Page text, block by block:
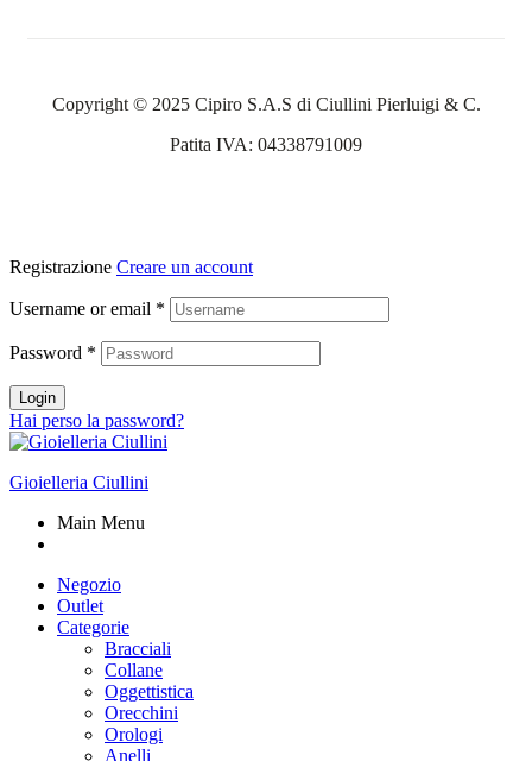
Copyright © 2025 Cipiro S.A.S di Ciullini Pierluigi & C.
Patita IVA: 04338791009
Registrazione Creare un account
Username or email *
Password *
Login
Hai perso la password?
Gioielleria Ciullini
Main Menu
Negozio
Outlet
Categorie
Bracciali
Collane
Oggettistica
Orecchini
Orologi
Anelli